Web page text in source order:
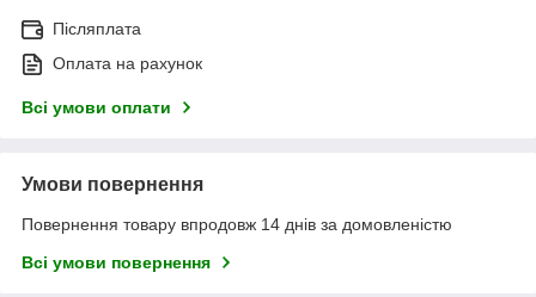
Післяплата
Оплата на рахунок
Всі умови оплати
Умови повернення
Повернення товару впродовж 14 днів за домовленістю
Всі умови повернення